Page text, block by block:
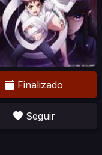
Finalizado
Seguir